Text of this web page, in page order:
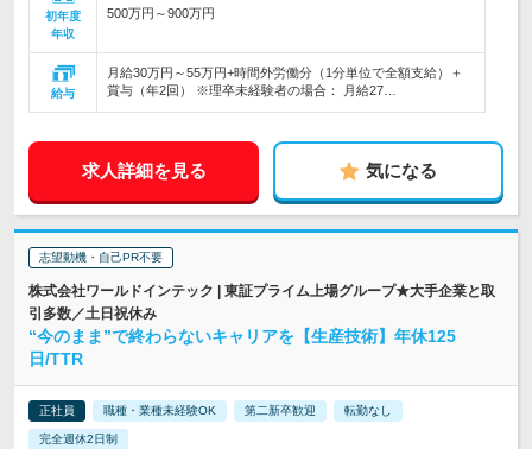
初年度
年収
500万円～900万円
給与
月給30万円～55万円+時間外労働分（1分単位で全額支給）＋
賞与（年2回） ※理卒未経験者の場合： 月給27…
求人詳細を見る 気になる
志望動機・自己PR不要
株式会社ワールドインテック | 東証プライム上場グループ★大手企業と取
引多数／土日祝休み
“今のまま”で終わらないキャリアを【生産技術】年休125
日/TTR
正社員 職種・業種未経験OK 第二新卒歓迎 転勤なし
完全週休2日制